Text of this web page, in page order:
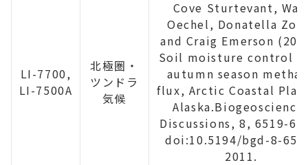
LI-7700,
LI-7500A
北極圏・
ツンドラ
気候
Cove Sturtevant,
Oechel, Donatella
and Craig Emerson
Soil moisture control
autumn season
flux, Arctic Coastal
Discussions, 8, 6519-
doi:10.5194/bgd-8-
2011.